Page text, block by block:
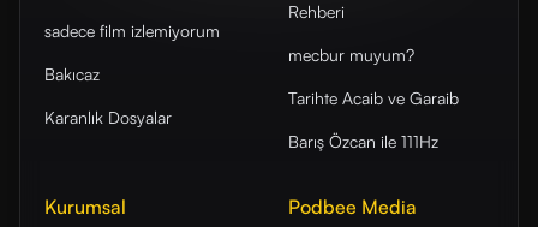
sadece film izlemiyorum
Bakıcaz
Karanlık Dosyalar
Rehberi
mecbur muyum?
Tarihte Acaib ve Garaib
Barış Özcan ile 111Hz
Kurumsal Podbee Media